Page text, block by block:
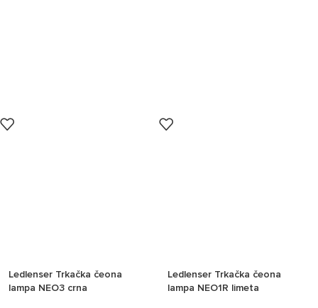
Ledlenser Trkačka čeona
lampa NEO3 crna
Ledlenser Trkačka čeona
lampa NEO1R limeta